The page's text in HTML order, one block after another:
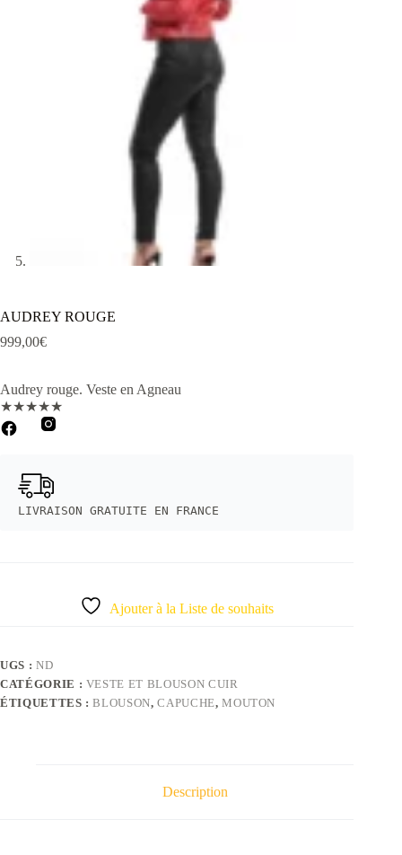
AUDREY ROUGE
999,00€
Audrey rouge. Veste en Agneau
★★★★★
LIVRAISON GRATUITE EN FRANCE
Ajouter à la Liste de souhaits
UGS : ND
CATÉGORIE : VESTE ET BLOUSON CUIR
ÉTIQUETTES :BLOUSON,CAPUCHE,MOUTON
Description